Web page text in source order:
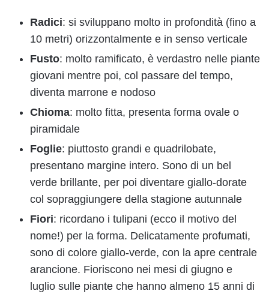
Radici: si sviluppano molto in profondità (fino a
10 metri) orizzontalmente e in senso verticale
Fusto: molto ramificato, è verdastro nelle piante
giovani mentre poi, col passare del tempo,
diventa marrone e nodoso
Chioma: molto fitta, presenta forma ovale o
piramidale
Foglie: piuttosto grandi e quadrilobate,
presentano margine intero. Sono di un bel
verde brillante, per poi diventare giallo-dorate
col sopraggiungere della stagione autunnale
Fiori: ricordano i tulipani (ecco il motivo del
nome!) per la forma. Delicatamente profumati,
sono di colore giallo-verde, con la apre centrale
arancione. Fioriscono nei mesi di giugno e
luglio sulle piante che hanno almeno 15 anni di